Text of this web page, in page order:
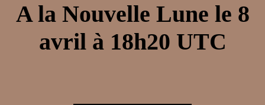
A la Nouvelle Lune le 8
avrilà 18h20 UTC